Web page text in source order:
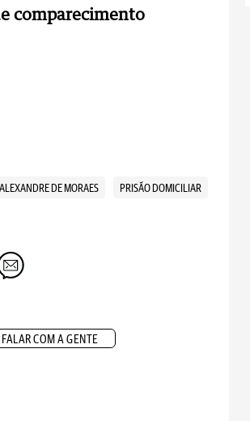
comparecimento
DE MORAES PRISÃO DOMICILIAR
FALAR COM A GENTE